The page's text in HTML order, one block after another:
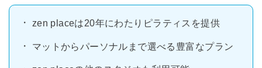
zen placeは20年にわたりピラティスを提供
マットからパーソナルまで選べる豊富なプラン